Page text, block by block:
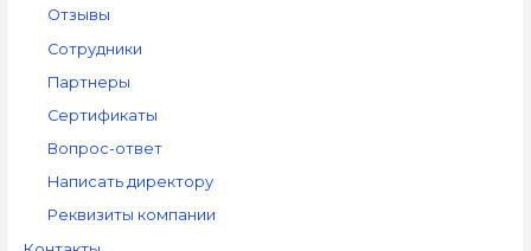
Отзывы
Сотрудники
Партнеры
Сертификаты
Вопрос-ответ
Написать директору
Реквизиты компании